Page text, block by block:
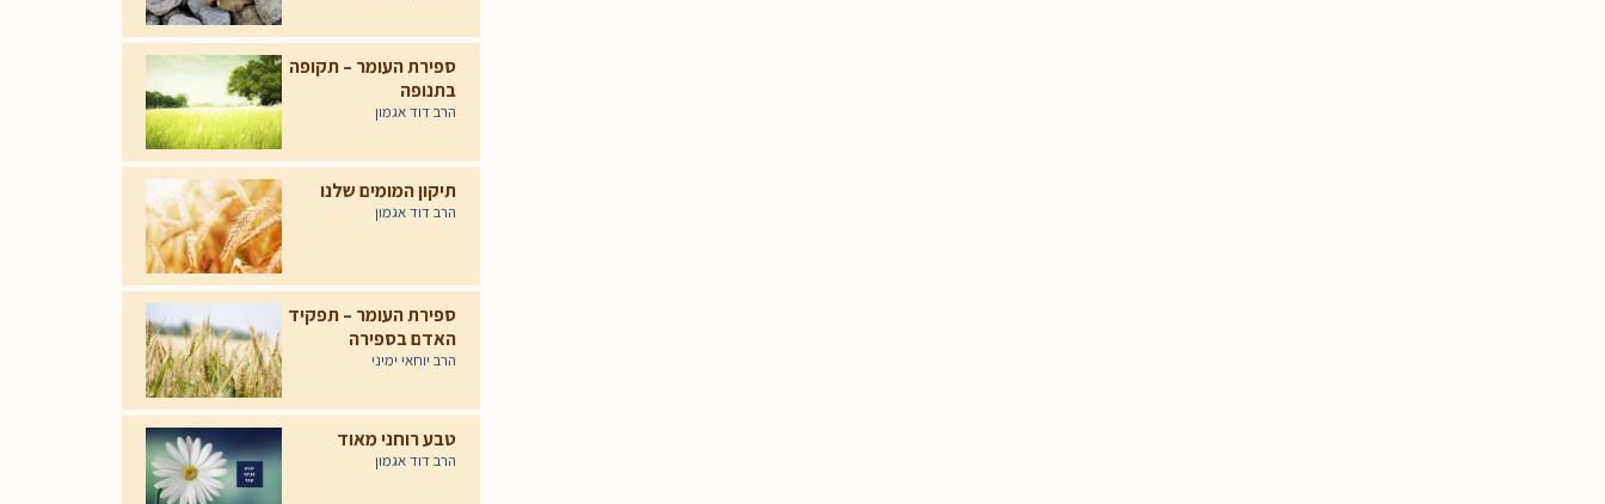
ספירת העומר – תקופה
בתנופה
הרב דוד אגמון
תיקון המומים שלנו
הרב דוד אגמון
ספירת העומר – תפקיד
האדם בספירה
הרב יוחאי ימיני
טבע רוחני מאוד
הרב דוד אגמון